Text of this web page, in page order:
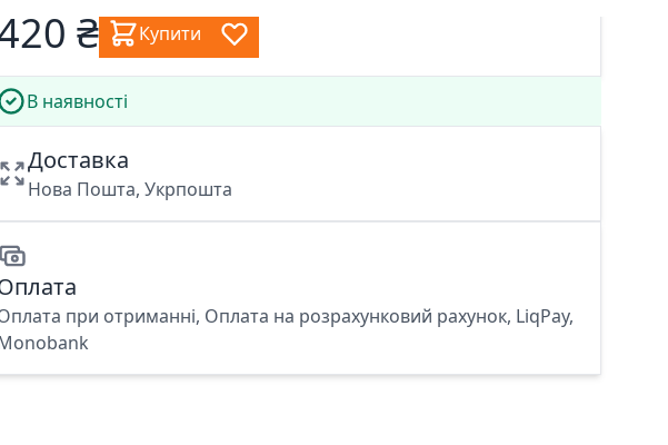
₴ Купити
В наявності
Доставка
Нова Пошта, Укрпошта
при отриманні, Оплата на розрахунковий рахунок, LiqPay,